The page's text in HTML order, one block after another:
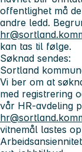
offentlighet må
andre ledd.
kan tas til følge.
Søknad sendes:
Sortland
Vi ber om at
med registrering
vår HR-avdeling
vitnemål lastes